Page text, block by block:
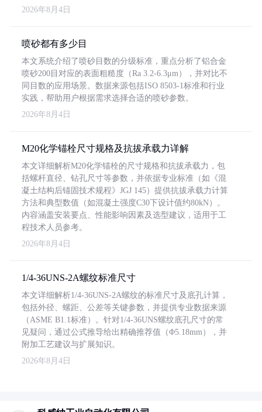
2026年8月4日
喷砂都有多少目
本文系统介绍了喷砂目数的分级标准，重点分析了铝合金
喷砂200目对应的表面粗糙度（Ra 3.2-6.3μm），并对比不
同目数的应用场景。数据来源包括ISO 8503-1标准和行业
实践，帮助用户根据需求选择合适的喷砂参数。
2026年8月4日
M20化学锚栓尺寸规格及抗拔承载力详解
本文详细解析M20化学锚栓的尺寸规格和抗拔承载力，包
括螺杆直径、钻孔尺寸等参数，并依据专业标准（如《混
凝土结构后锚固技术规程》JGJ 145）提供抗拔承载力计算
方法和典型数值（如混凝土强度C30下设计值约80kN）。
内容涵盖安装要点、性能影响因素及选型建议，适用于工
程技术人员参考。
2026年8月4日
1/4-36UNS-2A螺纹标准尺寸
本文详细解析1/4-36UNS-2A螺纹的标准尺寸及底孔计算，
包括外径、螺距、公差等关键参数，并提供专业数据来源
（ASME B1.1标准）。针对1/4-36UNS螺纹底孔尺寸的常
见疑问，通过公式推导给出精确推荐值（Φ5.18mm），并
附加工艺建议与扩展知识。
2026年8月4日